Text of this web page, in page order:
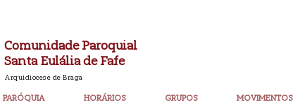
Comunidade Paroquial
Santa Eulália de Fafe
Arquidiocese de Braga
PARÓQUIA HORÁRIOS GRUPOS MOVIMENTOS